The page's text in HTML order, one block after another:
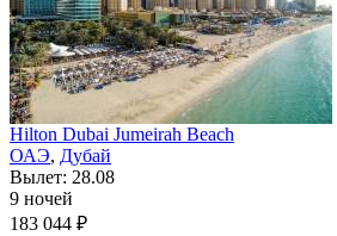
Hilton Dubai Jumeirah Beach
ОАЭ, Дубай
Вылет: 28.08
9 ночей
183 044 ₽